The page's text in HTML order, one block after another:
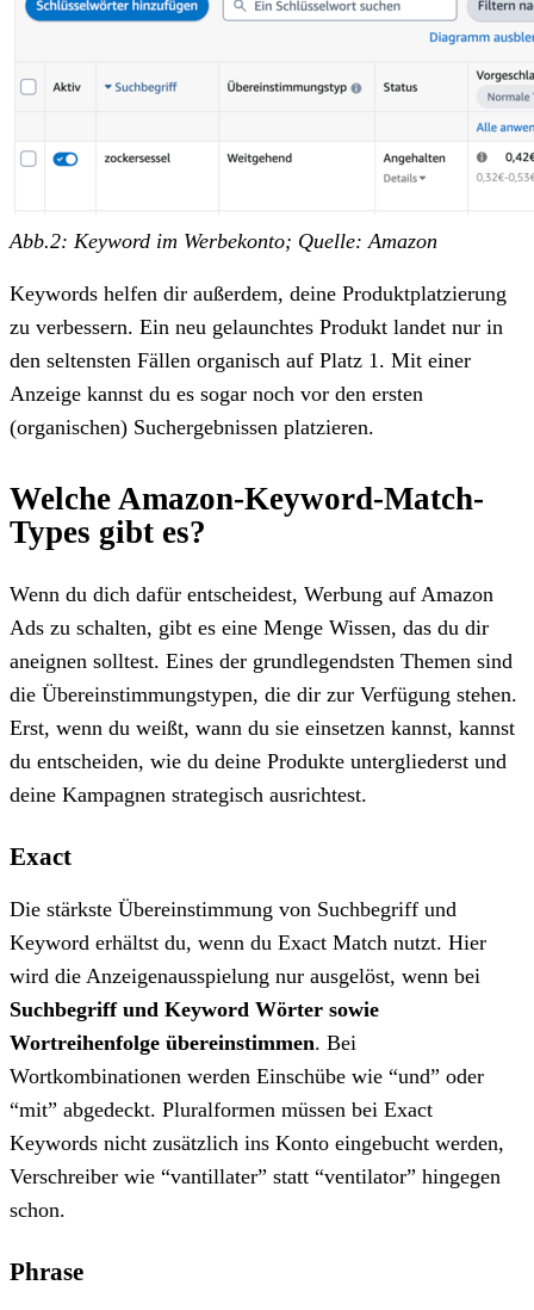
Abb.2: Keyword im Werbekonto; Quelle: Amazon
Keywords helfen dir außerdem, deine Produktplatzierung
zu verbessern. Ein neu gelaunchtes Produkt landet nur in
den seltensten Fällen organisch auf Platz 1. Mit einer
Anzeige kannst du es sogar noch vor den ersten
(organischen) Suchergebnissen platzieren.
Welche Amazon-Keyword-Match-
Types gibt es?
Wenn du dich dafür entscheidest, Werbung auf Amazon
Ads zu schalten, gibt es eine Menge Wissen, das du dir
aneignen solltest. Eines der grundlegendsten Themen sind
die Übereinstimmungstypen, die dir zur Verfügung stehen.
Erst, wenn du weißt, wann du sie einsetzen kannst, kannst
du entscheiden, wie du deine Produkte untergliederst und
deine Kampagnen strategisch ausrichtest.
Exact
Die stärkste Übereinstimmung von Suchbegriff und
Keyword erhältst du, wenn du Exact Match nutzt. Hier
wird die Anzeigenausspielung nur ausgelöst, wenn bei
Suchbegriff und Keyword Wörter sowie
Wortreihenfolge übereinstimmen. Bei
Wortkombinationen werden Einschübe wie “und” oder
“mit” abgedeckt. Pluralformen müssen bei Exact
Keywords nicht zusätzlich ins Konto eingebucht werden,
Verschreiber wie “vantillater” statt “ventilator” hingegen
schon.
Phrase